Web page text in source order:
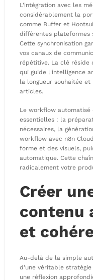
L'intégration avec les
considérablement la
comme Buffer et
différentes plateformes
Cette synchronisation
vos canaux de
répétitive. La clé
qui guide l'intelligence
la longueur souhaitée
articles.
Le workflow
essentielles : la
nécessaires, la
workflow avec n8n
forme et des visuels,
automatique. Cette
radicalement votre
Créer
contenu
et
Au-delà de la simple
d'une véritable
une réflexion